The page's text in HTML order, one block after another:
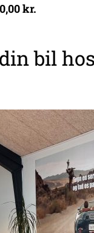
kr.
bil